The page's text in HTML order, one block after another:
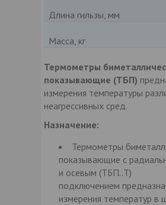
Длина гильзы, мм
Масса, кг
Термометры
показывающие (ТБП)
измерения температуры
неагрессивных сред.
Назначение:
Термометры
показывающие с
и осевым (ТБП..Т)
подключением
измерения температур в